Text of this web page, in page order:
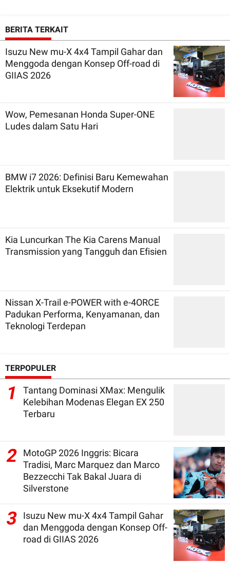
BERITA TERKAIT
Isuzu New mu-X 4x4 Tampil Gahar dan
Menggoda dengan Konsep Off-road di
GIIAS 2026
Wow, Pemesanan Honda Super-ONE
Ludes dalam Satu Hari
BMW i7 2026: Definisi Baru Kemewahan
Elektrik untuk Eksekutif Modern
Kia Luncurkan The Kia Carens Manual
Transmission yang Tangguh dan Efisien
Nissan X-Trail e-POWER with e-4ORCE
Padukan Performa, Kenyamanan, dan
Teknologi Terdepan
TERPOPULER
1
Tantang Dominasi XMax: Mengulik
Kelebihan Modenas Elegan EX 250
Terbaru
2
MotoGP 2026 Inggris: Bicara
Tradisi, Marc Marquez dan Marco
Bezzecchi Tak Bakal Juara di
Silverstone
3
Isuzu New mu-X 4x4 Tampil Gahar
dan Menggoda dengan Konsep Off-
road di GIIAS 2026